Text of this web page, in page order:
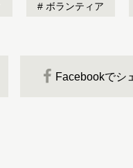
ボランティア
Facebookでシ